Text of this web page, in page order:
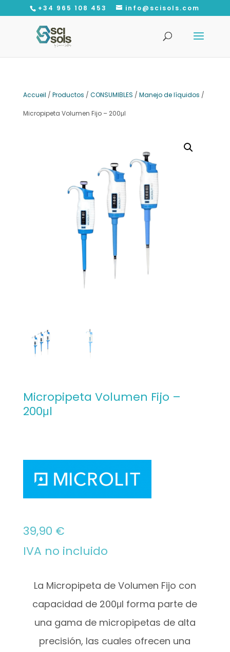
+34 965 108 453 info@scisols.com
Recherche
de
produits
Accueil / Productos / CONSUMIBLES / Manejo de líquidos /
Micropipeta Volumen Fijo – 200μl
Micropipeta Volumen Fijo –
200μl
39,90 €
IVA no incluido
La Micropipeta de Volumen Fijo con
capacidad de 200μl forma parte de
una gama de micropipetas de alta
precisión, las cuales ofrecen una